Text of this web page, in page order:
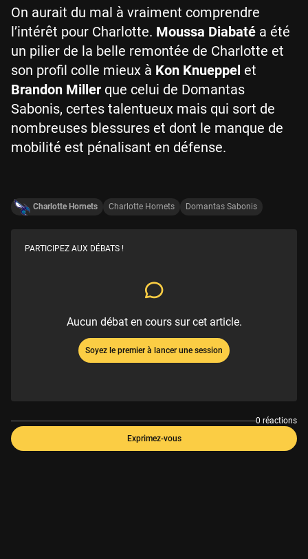
On aurait du mal à vraiment comprendre
l’intérêt pour Charlotte. Moussa Diabaté a été
un pilier de la belle remontée de Charlotte et
son profil colle mieux à Kon Knueppel et
Brandon Miller que celui de Domantas
Sabonis, certes talentueux mais qui sort de
nombreuses blessures et dont le manque de
mobilité est pénalisant en défense.
Charlotte Hornets Charlotte Hornets Domantas Sabonis
PARTICIPEZ AUX DÉBATS !
Aucun débat en cours sur cet article.
Soyez le premier à lancer une session
0 réactions
Exprimez-vous